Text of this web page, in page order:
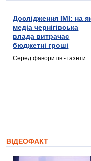
Дослідження ІМІ: на
медіа чернігівська
влада витрачає
бюджетні гроші
Серед фаворитів - газети
ВІДЕОФАКТ